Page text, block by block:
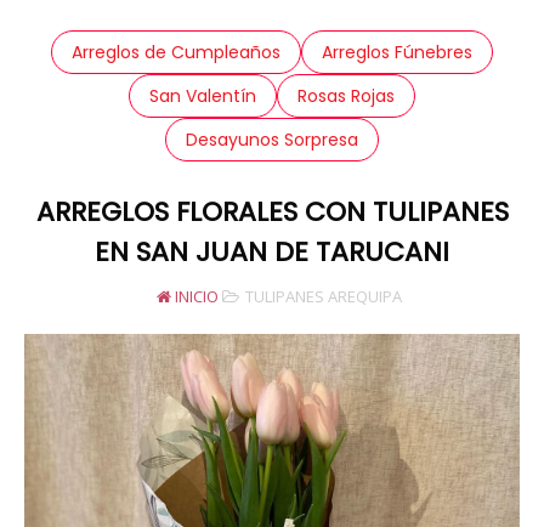
Arreglos de Cumpleaños
Arreglos Fúnebres
San Valentín
Rosas Rojas
Desayunos Sorpresa
ARREGLOS FLORALES CON TULIPANES
EN SAN JUAN DE TARUCANI
INICIO TULIPANES AREQUIPA